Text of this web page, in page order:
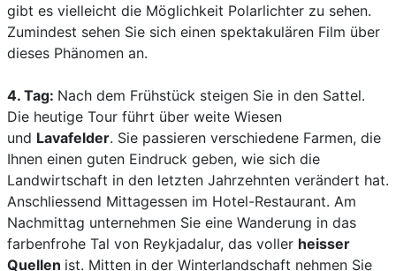
gibt es vielleicht die Möglichkeit Polarlichter zu sehen.
Zumindest sehen Sie sich einen spektakulären Film über
dieses Phänomen an.
4. Tag: Nach dem Frühstück steigen Sie in den Sattel.
Die heutige Tour führt über weite Wiesen
und Lavafelder. Sie passieren verschiedene Farmen, die
Ihnen einen guten Eindruck geben, wie sich die
Landwirtschaft in den letzten Jahrzehnten verändert hat.
Anschliessend Mittagessen im Hotel-Restaurant. Am
Nachmittag unternehmen Sie eine Wanderung in das
farbenfrohe Tal von Reykjadalur, das voller heisser
Quellen ist. Mitten in der Winterlandschaft nehmen Sie